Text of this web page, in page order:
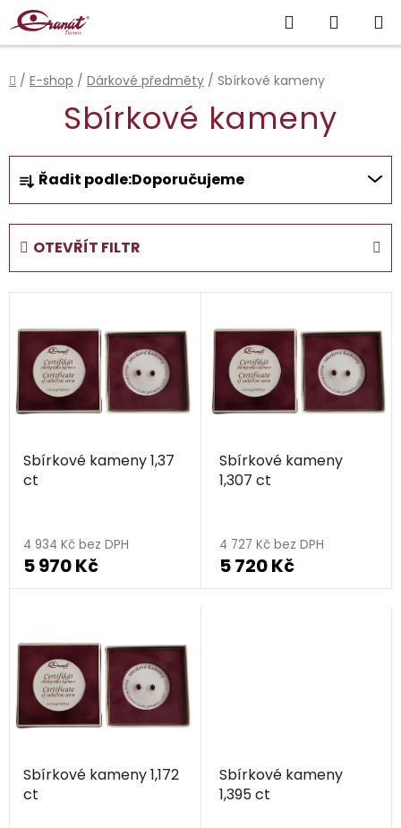
Přejít
na
obsah
Hledat
KOŠÍK
Domů
/ E-shop / Dárkové předměty / Sbírkové kameny
Sbírkové kameny
Ř
a
z
e
n
í
o
d
u
k
Řadit podle:Doporučujeme
OTEVŘÍT FILTR
V
ý
p
s
p
ů
Sbírkové kameny 1,37
ct
4 934 Kč bez DPH
5 970 Kč
Sbírkové kameny
1,307 ct
4 727 Kč bez DPH
5 720 Kč
Sbírkové kameny 1,172
ct
Sbírkové kameny
1,395 ct